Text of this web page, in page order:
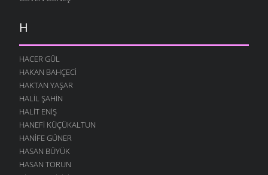
HALI PERIŞAN
13 KASIM 2009
KÖYDE SENI BEKLIYOR
4 KASIM 2009
YOLUMUZ VARDIĞI ZAMAN
1 KASIM 2009
KÖY YERINE GIDESIN VAR
30 EKIM 2009
DOSTLAR
25 EKIM 2009
H
HACER GÜL
HAKAN BAHÇECI
HAKTAN YAŞAR
HALIL ŞAHIN
HALIT ENIŞ
HANEFI KÜÇÜKALTUN
HANIFE GÜNER
HASAN BÜYÜK
HASAN TORUN